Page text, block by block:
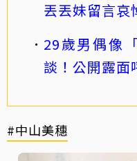
丟丟妹留言哀
29歲男偶像
談！公開露面
#中山美穗